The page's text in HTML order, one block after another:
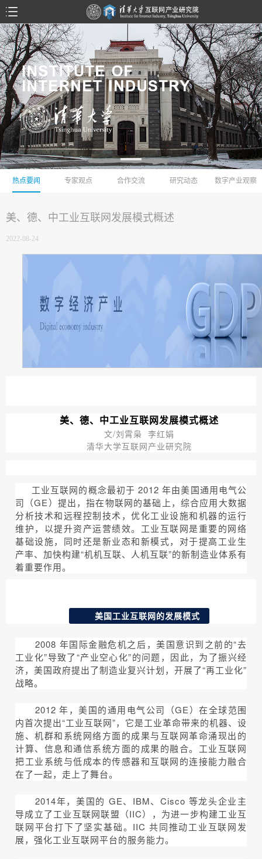
热点要闻 专家观点 合作交流 研究动态 数字产业观察
美、德、中工业互联网发展模式概述
2022-08-24
美、德、中工业互联网发展模式概述
文/刘霄枭 李红娟
清华大学互联网产业研究院
工业互联网的概念最初于 2012 年由美国通用电气公
司（GE）提出，指在物联网的基础上，综合应用大数据
分析技术和远程控制技术，优化工业设施和机器的运行
维护，以提升资产运营绩效。工业互联网是重要的网络
基础设施，同时还是新业态和新模式，对于提高工业生
产率、加快构建“机机互联、人机互联”的新制造业体系有
着重要作用。
美国工业互联网的发展模式
2008 年国际金融危机之后，美国意识到之前的“去
工业化”导致了“产业空心化”的问题，因此，为了振兴经
济，美国政府提出了制造业复兴计划，开展了“再工业化”
战略。
2012 年，美国的通用电气公司（GE）在全球范围
内首次提出“工业互联网”，它是工业革命带来的机器、设
施、机群和系统网络方面的成果与互联网革命涌现出的
计算、信息和通信系统方面的成果的融合。工业互联网
把工业系统与低成本的传感器和互联网的连接能力融合
在了一起，走上了舞台。
2014年，美国的 GE、IBM、Cisco 等龙头企业主
导成立了工业互联网联盟（IIC），为进一步构建工业互
联网平台打下了坚实基础。IIC 共同推动工业互联网发
展，强化工业互联网平台的服务能力。